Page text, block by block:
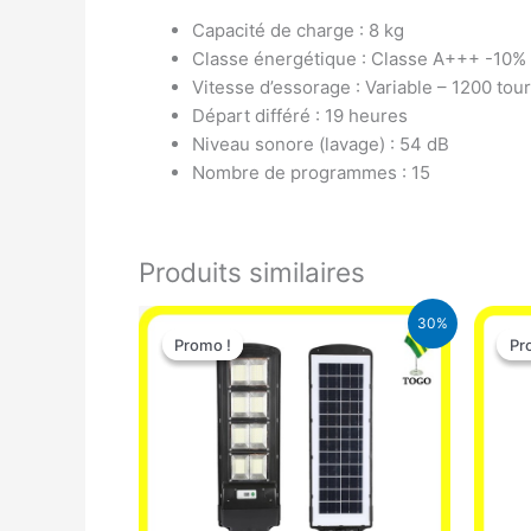
Capacité de charge : 8 kg
Classe énergétique : Classe A+++ -10%
Vitesse d’essorage : Variable – 1200
Départ différé : 19 heures
Niveau sonore (lavage) : 54 dB
Nombre de programmes : 15
Produits similaires
30%
Promo !
Promo !
Le
initial
était :
50.000 CFA.
Le
actuel
est :
35.000 CFA.